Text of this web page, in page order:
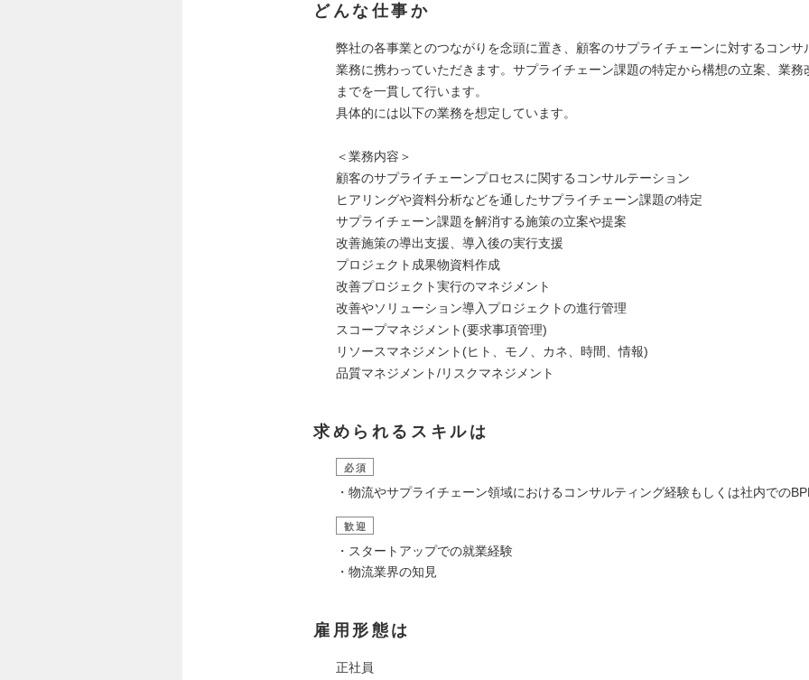
どんな仕事か
弊社の各事業とのつながりを念頭に置き、顧客のサプライチェーンに対するコンサ
業務に携わっていただきます。サプライチェーン課題の特定から構想の立案、業務
までを一貫して行います。
具体的には以下の業務を想定しています。
＜業務内容＞
顧客のサプライチェーンプロセスに関するコンサルテーション
ヒアリングや資料分析などを通したサプライチェーン課題の特定
サプライチェーン課題を解消する施策の立案や提案
改善施策の導出支援、導入後の実行支援
プロジェクト成果物資料作成
改善プロジェクト実行のマネジメント
改善やソリューション導入プロジェクトの進行管理
スコープマネジメント(要求事項管理)
リソースマネジメント(ヒト、モノ、カネ、時間、情報)
品質マネジメント/リスクマネジメント
求められるスキルは
必須
・物流やサプライチェーン領域におけるコンサルティング経験もしくは社内での
歓迎
・スタートアップでの就業経験
・物流業界の知見
雇用形態は
正社員